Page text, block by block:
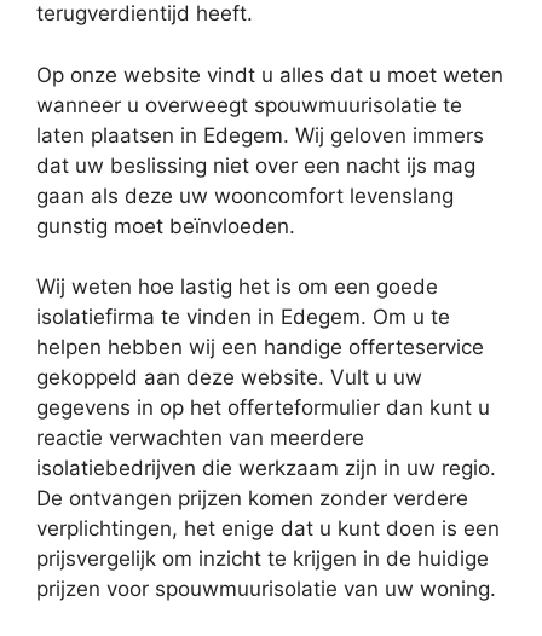
terugverdientijd heeft.
Op onze website vindt u alles dat u moet weten
wanneer u overweegt spouwmuurisolatie te
laten plaatsen in Edegem. Wij geloven immers
dat uw beslissing niet over een nacht ijs mag
gaan als deze uw wooncomfort levenslang
gunstig moet beïnvloeden.
Wij weten hoe lastig het is om een goede
isolatiefirma te vinden in Edegem. Om u te
helpen hebben wij een handige offerteservice
gekoppeld aan deze website. Vult u uw
gegevens in op het offerteformulier dan kunt u
reactie verwachten van meerdere
isolatiebedrijven die werkzaam zijn in uw regio.
De ontvangen prijzen komen zonder verdere
verplichtingen, het enige dat u kunt doen is een
prijsvergelijk om inzicht te krijgen in de huidige
prijzen voor spouwmuurisolatie van uw woning.